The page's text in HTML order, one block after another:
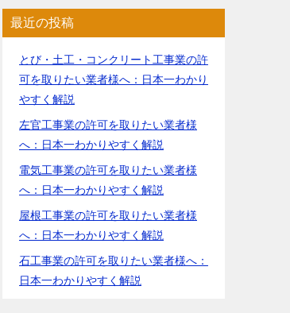
最近の投稿
とび・土工・コンクリート工事業の許
可を取りたい業者様へ：日本一わかり
やすく解説
左官工事業の許可を取りたい業者様
へ：日本一わかりやすく解説
電気工事業の許可を取りたい業者様
へ：日本一わかりやすく解説
屋根工事業の許可を取りたい業者様
へ：日本一わかりやすく解説
石工事業の許可を取りたい業者様へ：
日本一わかりやすく解説